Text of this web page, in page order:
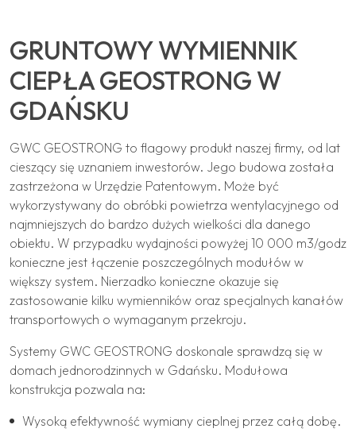
GRUNTOWY WYMIENNIK
CIEPŁA GEOSTRONG W
GDAŃSKU
GWC GEOSTRONG to flagowy produkt naszej firmy, od lat
cieszący się uznaniem inwestorów. Jego budowa została
zastrzeżona w Urzędzie Patentowym. Może być
wykorzystywany do obróbki powietrza wentylacyjnego od
najmniejszych do bardzo dużych wielkości dla danego
obiektu. W przypadku wydajności powyżej 10 000 m3/godz
konieczne jest łączenie poszczególnych modułów w
większy system. Nierzadko konieczne okazuje się
zastosowanie kilku wymienników oraz specjalnych kanałów
transportowych o wymaganym przekroju.
Systemy GWC GEOSTRONG doskonale sprawdzą się w
domach jednorodzinnych w Gdańsku. Modułowa
konstrukcja pozwala na:
Wysoką efektywność wymiany cieplnej przez całą dobę.